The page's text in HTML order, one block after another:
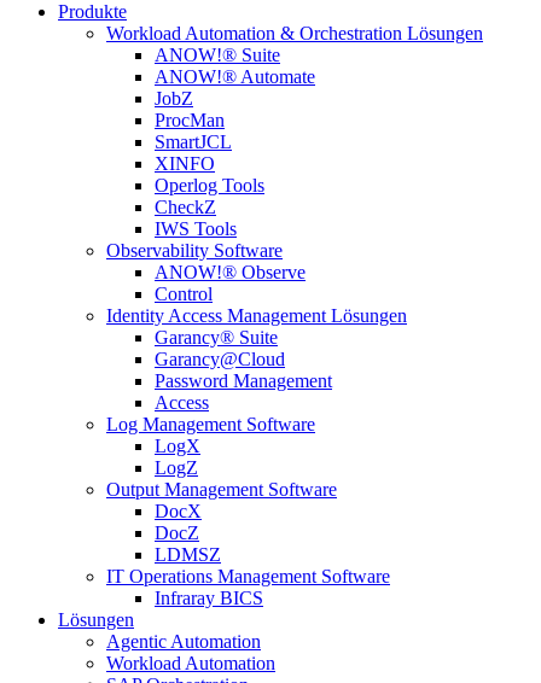
Produkte
Workload Automation & Orchestration Lösungen
ANOW!® Suite
ANOW!® Automate
JobZ
ProcMan
SmartJCL
XINFO
Operlog Tools
CheckZ
IWS Tools
Observability Software
ANOW!® Observe
Control
Identity Access Management Lösungen
Garancy® Suite
Garancy@Cloud
Password Management
Access
Log Management Software
LogX
LogZ
Output Management Software
DocX
DocZ
LDMSZ
IT Operations Management Software
Infraray BICS
Lösungen
Agentic Automation
Workload Automation